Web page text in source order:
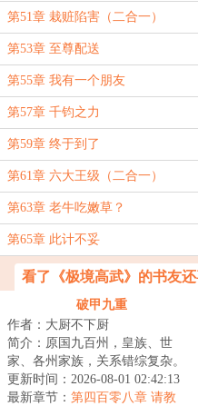
第51章 栽赃陷害（二合一）
第53章 至尊配送
第55章 我有一个朋友
第57章 千钧之力
第59章 终于到了
第61章 六大王级（二合一）
第63章 老牛吃嫩草？
第65章 此计不妥
看了《极境高武》的书友
破甲九重
作者：大厨不下厨
简介：原国九百州，皇族、世
家、各州家族，关系错综复杂。
武馆、道院，天、地、玄、黄四
阶武者，只有通过...
更新时间：2026-08-01 02:42:13
最新章节： 第四百零八章 请教